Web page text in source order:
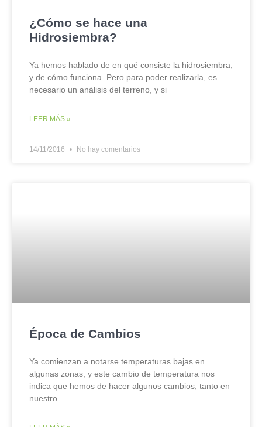
¿Cómo se hace una
Hidrosiembra?
Ya hemos hablado de en qué consiste la hidrosiembra,
y de cómo funciona. Pero para poder realizarla, es
necesario un análisis del terreno, y si
LEER MÁS »
14/11/2016 No hay comentarios
Época de Cambios
Ya comienzan a notarse temperaturas bajas en
algunas zonas, y este cambio de temperatura nos
indica que hemos de hacer algunos cambios, tanto en
nuestro